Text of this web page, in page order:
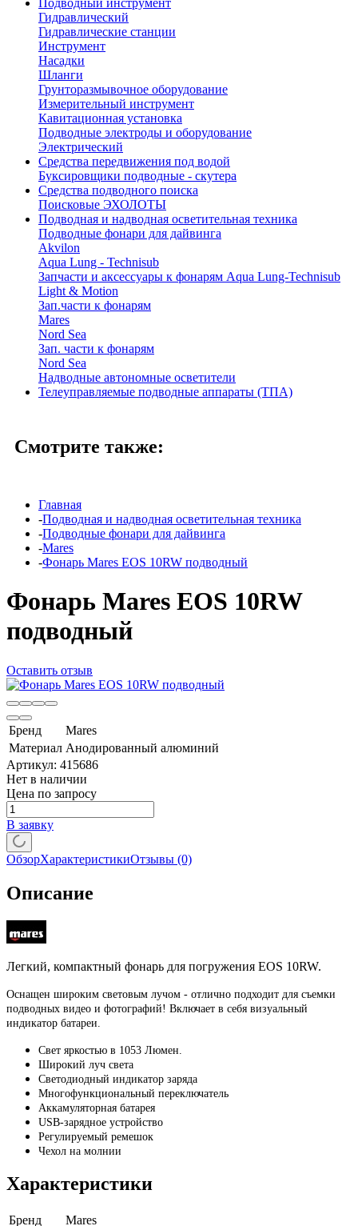
Подводный инструмент
Гидравлический
Гидравлические станции
Инструмент
Насадки
Шланги
Грунторазмывочное оборудование
Измерительный инструмент
Кавитационная установка
Подводные электроды и оборудование
Электрический
Средства передвижения под водой
Буксировщики подводные - скутера
Средства подводного поиска
Поисковые ЭХОЛОТЫ
Подводная и надводная осветительная техника
Подводные фонари для дайвинга
Akvilon
Aqua Lung - Technisub
Запчасти и аксессуары к фонарям Aqua Lung-Technisub
Light & Motion
Зап.части к фонарям
Mares
Nord Sea
Зап. части к фонарям
Nord Sea
Надводные автономные осветители
Телеуправляемые подводные аппараты (ТПА)
Смотрите также:
Главная
-Подводная и надводная осветительная техника
-Подводные фонари для дайвинга
-Mares
-Фонарь Mares EOS 10RW подводный
Фонарь Mares EOS 10RW
подводный
Оставить отзыв
Бренд
Mares
Материал Анодированный алюминий
Артикул: 415686
Нет в наличии
Цена по запросу
В заявку
ОбзорХарактеристикиОтзывы (0)
Описание
Легкий, компактный фонарь для погружения EOS 10RW.
Oснащен широким световым лучом - отлично подходит для съемки
подводных видео и фотографий! Включает в себя визуальный
индикатор батареи.
Свет яркостью в 1053 Люмен.
Широкий луч света
Светодиодный индикатор заряда
Многофункциональный переключатель
Аккамуляторная батарея
USB-зарядное устройство
Регулируемый ремешок
Чехол на молнии
Характеристики
Бренд
Mares